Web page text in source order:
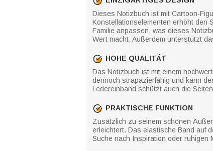
Dieses Notizbuch ist mit Cartoon-
Konstellationselementen erhöht den
Familie anpassen, was dieses
Wert macht. Außerdem unterstützt
HOHE QUALITÄT
Das Notizbuch ist mit einem
dennoch strapazierfähig und kann
Ledereinband schützt auch die
PRAKTISCHE FUNKTION
Zusätzlich zu seinem schönen
erleichtert. Das elastische Band auf
Suche nach Inspiration oder ruhigen